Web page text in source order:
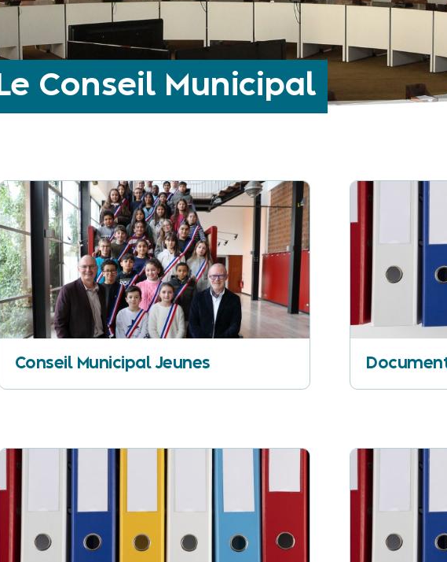
Le Conseil Municipal
Conseil Municipal Jeunes